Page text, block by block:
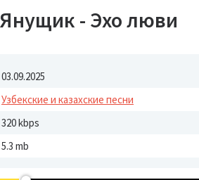
- Эхо люви
03.09.2025
Узбекские и казахские песни
320 kbps
5.3 mb